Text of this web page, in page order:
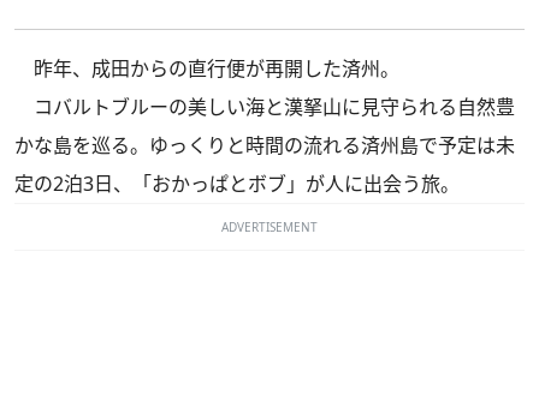
昨年、成田からの直行便が再開した済州。
コバルトブルーの美しい海と漢拏山に見守られる自然豊
かな島を巡る。ゆっくりと時間の流れる済州島で予定は未
定の2泊3日、「おかっぱとボブ」が人に出会う旅。
ADVERTISEMENT